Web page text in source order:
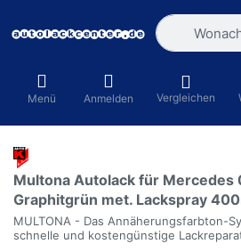
Geben Sie
Menü Anmelden Vergleichen
Multona Autolack für Mercedes
Graphitgrün met. Lackspray
MULTONA - Das Annäherungsfarbton-
schnelle und kostengünstige